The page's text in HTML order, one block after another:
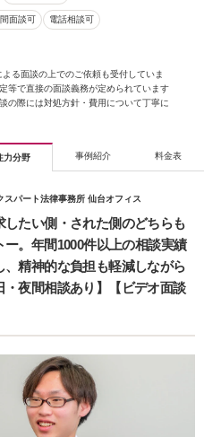
面談可 電話相談可
る面談の上でのご依頼も受付していま
等で直接の面談義務が定められています
の際には対処方針・費用について丁寧に
力分野 事例紹介 料金表
パート法律事務所 仙台オフィス
したい側・された側のどちらも
。年間1000件以上の相談実績
精神的な負担も軽減しながら
夜間相談あり】【ビデオ面談